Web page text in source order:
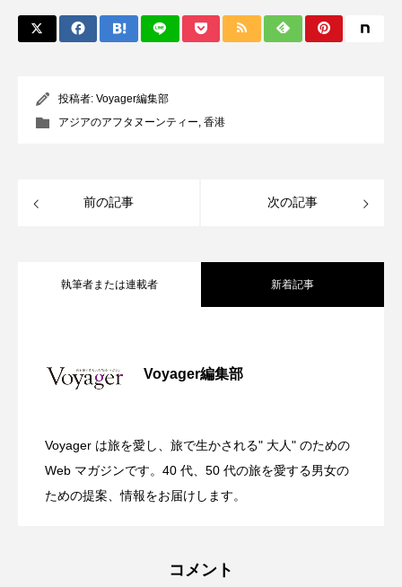
投稿者: Voyager編集部
アジアのアフタヌーンティー, 香港
前の記事 次の記事
執筆者または連載者 新着記事
Voyager編集部
Voyager は旅を愛し、旅で生かされる" 大人" のための
Web マガジンです。40 代、50 代の旅を愛する男女の
ための提案、情報をお届けします。
Resort 東京ベイ舞浜
今年の夏はラグジュアリーなBBQ体験
2026.07.26 渋谷の真ん中に誕生！築50年のヴィンテ
コメント